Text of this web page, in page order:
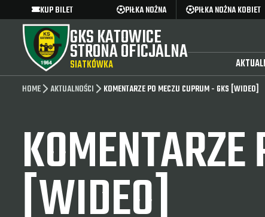
KUP BILET PIŁKA NOŻNA PIŁKA NOŻNA KOBIET
GKS KATOWICE
STRONA OFICJALNA
SIATKÓWKA
HOME AKTUALNOŚCI KOMENTARZE PO MECZU CUPRUM - GKS [WIDEO]
[WIDEO]